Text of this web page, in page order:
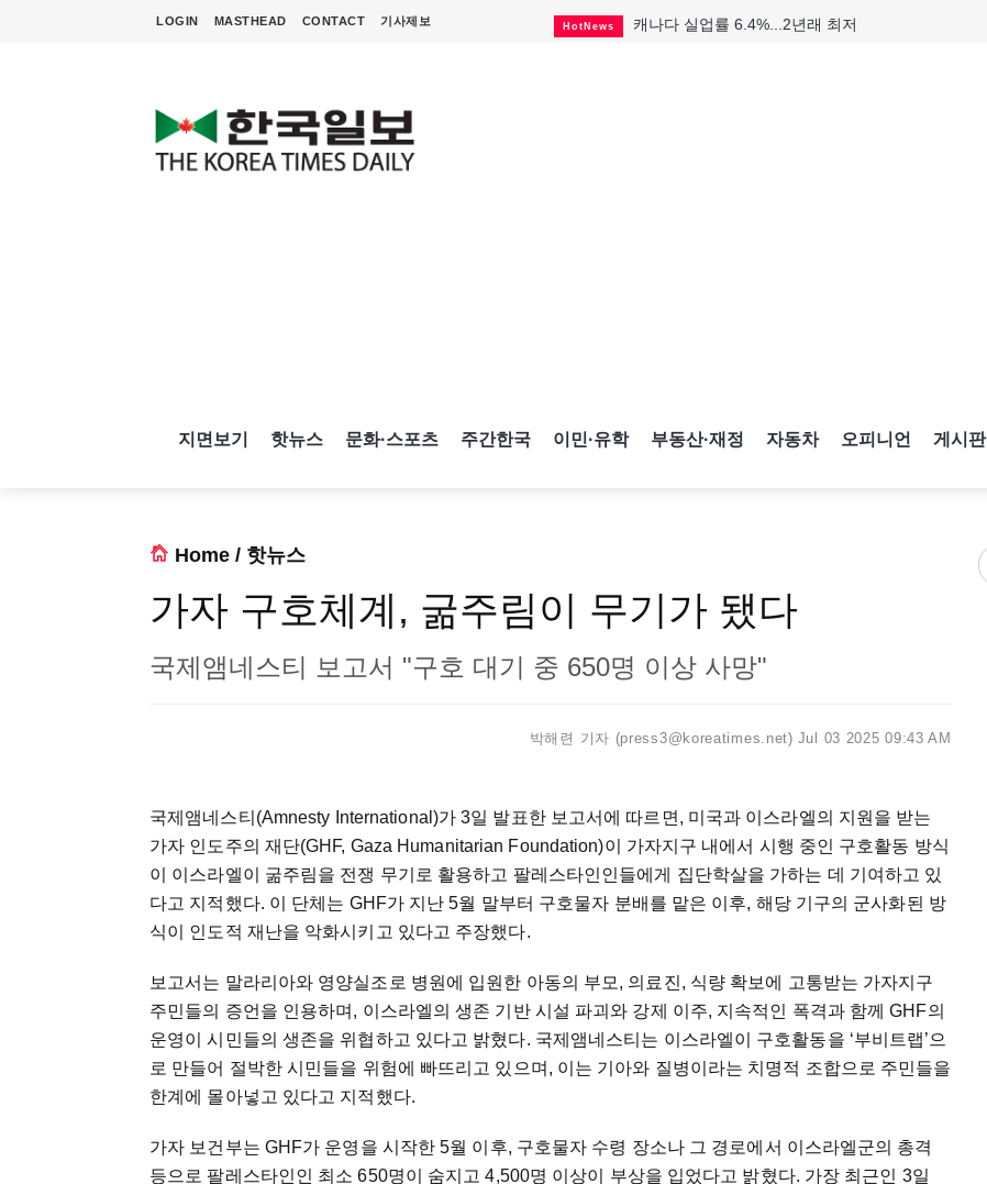
LOGIN MASTHEAD CONTACT 기사제보 HotNews 캐나다 실업률 6.4%...2년래 최저
지면보기 핫뉴스 문화·스포츠 주간한국 이민·유학 부동산·재정 자동차 오피니언 게시판
Home / 핫뉴스
가자 구호체계, 굶주림이 무기가 됐다
국제앰네스티 보고서 "구호 대기 중 650명 이상 사망"
박해련 기자 (press3@koreatimes.net) Jul 03 2025 09:43 AM
국제앰네스티(Amnesty International)가 3일 발표한 보고서에 따르면, 미국과 이스라엘의 지원을 받는
가자 인도주의 재단(GHF, Gaza Humanitarian Foundation)이 가자지구 내에서 시행 중인 구호활동 방식
이 이스라엘이 굶주림을 전쟁 무기로 활용하고 팔레스타인인들에게 집단학살을 가하는 데 기여하고 있
다고 지적했다. 이 단체는 GHF가 지난 5월 말부터 구호물자 분배를 맡은 이후, 해당 기구의 군사화된 방
식이 인도적 재난을 악화시키고 있다고 주장했다.
보고서는 말라리아와 영양실조로 병원에 입원한 아동의 부모, 의료진, 식량 확보에 고통받는 가자지구
주민들의 증언을 인용하며, 이스라엘의 생존 기반 시설 파괴와 강제 이주, 지속적인 폭격과 함께 GHF의
운영이 시민들의 생존을 위협하고 있다고 밝혔다. 국제앰네스티는 이스라엘이 구호활동을 ‘부비트랩’으
로 만들어 절박한 시민들을 위험에 빠뜨리고 있으며, 이는 기아와 질병이라는 치명적 조합으로 주민들을
한계에 몰아넣고 있다고 지적했다.
가자 보건부는 GHF가 운영을 시작한 5월 이후, 구호물자 수령 장소나 그 경로에서 이스라엘군의 총격
등으로 팔레스타인인 최소 650명이 숨지고 4,500명 이상이 부상을 입었다고 밝혔다. 가장 최근인 3일